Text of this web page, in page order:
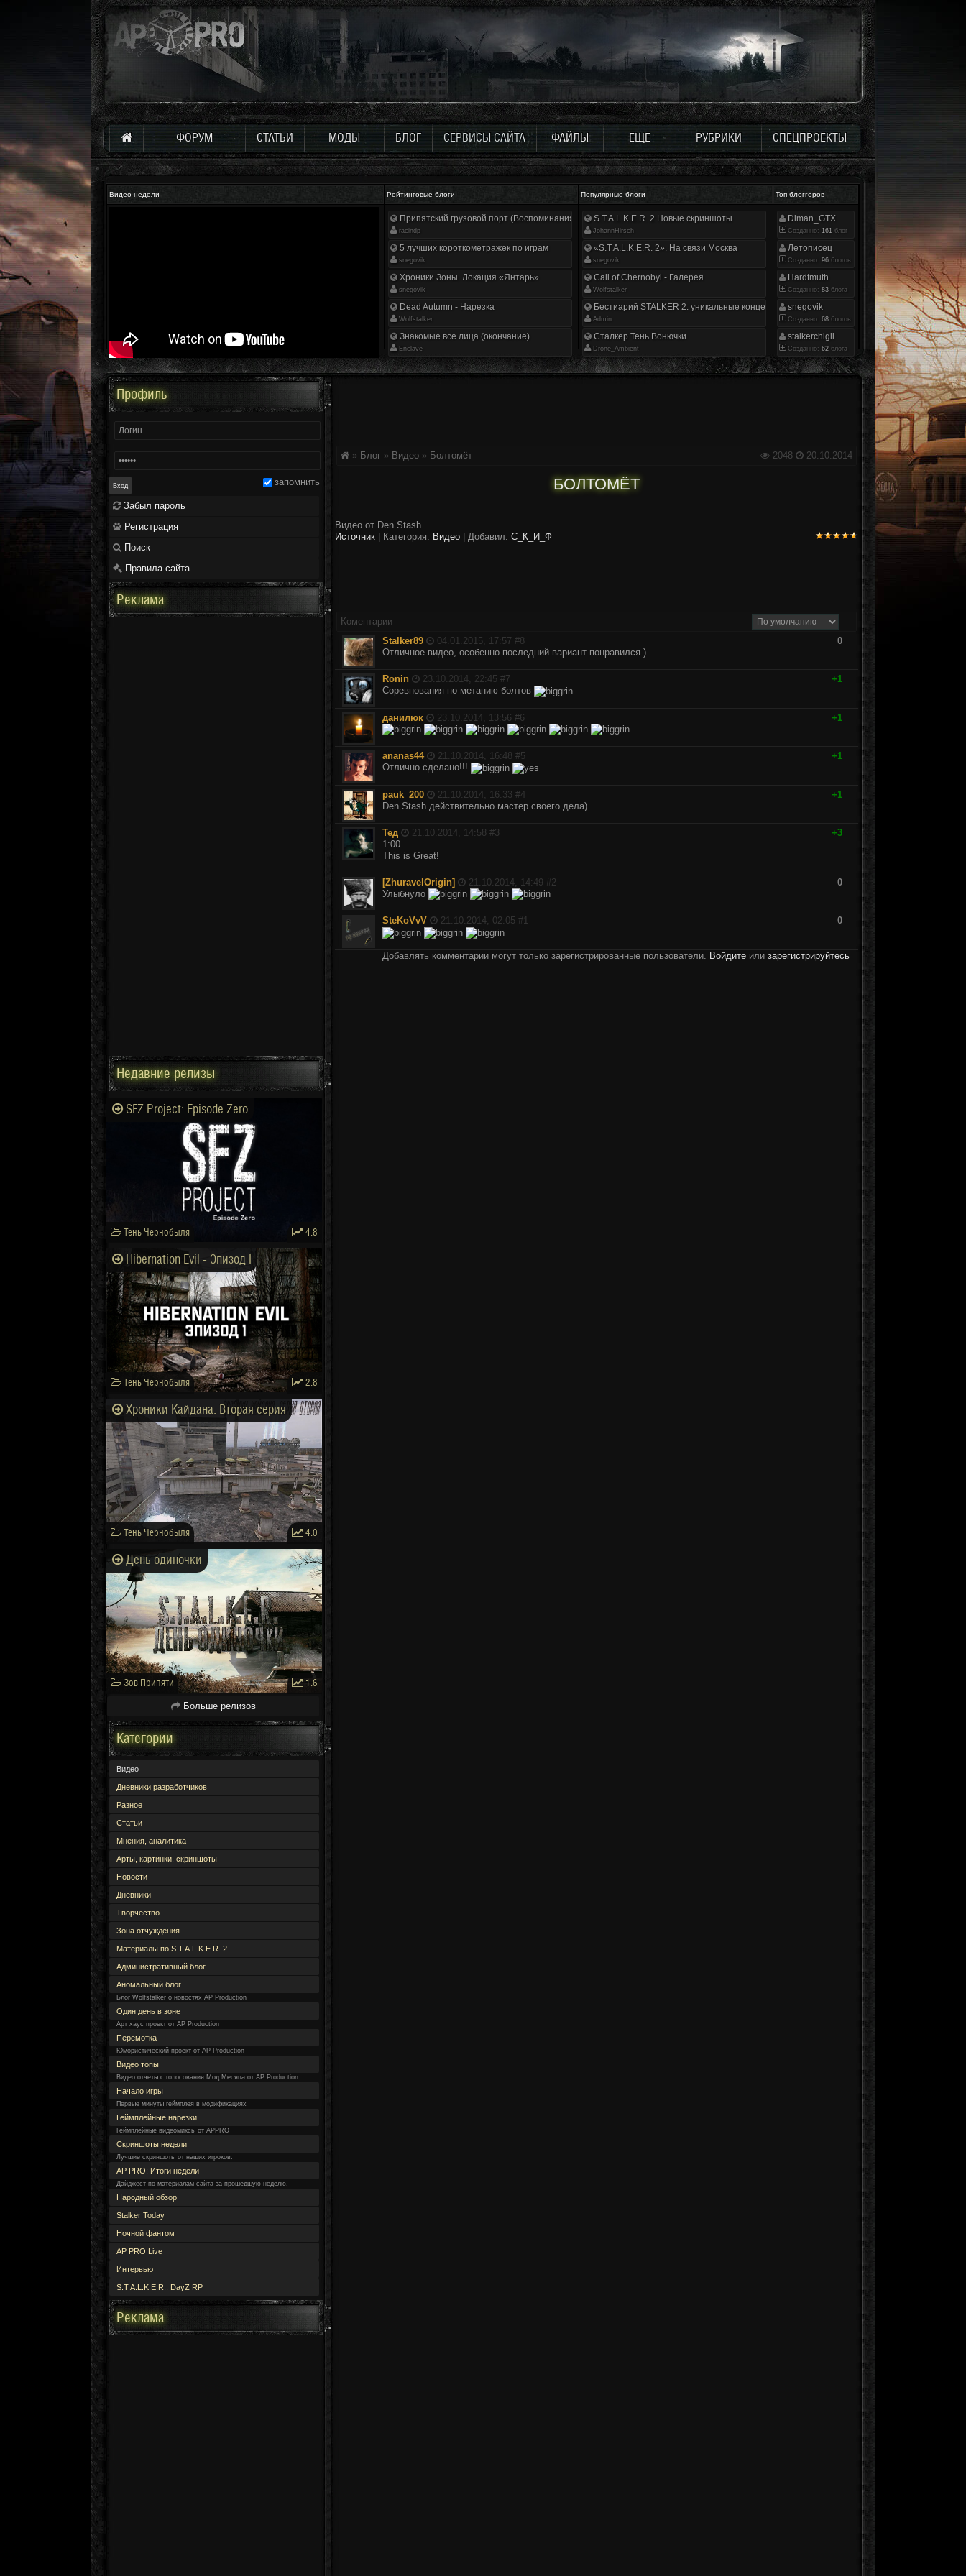
ФОРУМ СТАТЬИ МОДЫ БЛОГ СЕРВИСЫ САЙТА ФАЙЛЫ ЕЩЕ РУБРИКИ СПЕЦПРОЕКТЫ
Видео недели Рейтинговые блоги Популярные блоги Топ блоггеров
Припятский грузовой порт (Воспоминания ликвидатора)
racindp
5 лучших короткометражек по играм
snegovik
Хроники Зоны. Локация «Янтарь»
snegovik
Dead Autumn - Нарезка
Wolfstalker
Знакомые все лица (окончание)
Enclave
S.T.A.L.K.E.R. 2 Новые скриншоты
JohannHirsch
«S.T.A.L.K.E.R. 2». На связи Москва
snegovik
Call of Chernobyl - Галерея
Wolfstalker
Бестиарий STALKER 2: уникальные концепт-арты
Аdmin
Сталкер Тень Вонючки
Drone_Ambient
Diman_GTX
Созданно: 161 блог
Летописец
Созданно: 96 блогов
Hardtmuth
Созданно: 83 блога
snegovik
Созданно: 68 блогов
stalkerchigil
Созданно: 62 блога
2048 20.10.2014
» Блог » Видео » Болтомёт
БОЛТОМЁТ
Видео от Den Stash
Источник
Категория: Видео | Добавил: С_К_И_Ф
Коментарии
Stalker89
04.01.2015, 17:57 #8
0
Отличное видео, особенно последний вариант понравился.)
Ronin 23.10.2014, 22:45 #7
+1
Соревнования по метанию болтов
данилюк 23.10.2014, 13:56 #6 +1
ananas44 21.10.2014, 16:48 #5
+1
Отлично сделано!!!
pauk_200 21.10.2014, 16:33 #4
+1
Den Stash действительно мастер своего дела)
Тед 21.10.2014, 14:58 #3
+3
1:00
This is Great!
[ZhuravelOrigin] 21.10.2014, 14:49 #2
0
Улыбнуло
SteKoVvV 21.10.2014, 02:05 #1 0
Добавлять комментарии могут только зарегистрированные пользователи. Войдите или зарегистрируйтесь
Профиль
запомнить
Забыл пароль
Регистрация
Поиск
Правила сайта
Реклама
Недавние релизы
SFZ Project: Episode Zero
Тень Чернобыля 4.8
Hibernation Evil - Эпизод I
Тень Чернобыля 2.8
Хроники Кайдана. Вторая серия
Тень Чернобыля 4.0
День одиночки
Зов Припяти 1.6
Больше релизов
Категории
Видео
Дневники разработчиков
Разное
Статьи
Мнения, аналитика
Арты, картинки, скриншоты
Новости
Дневники
Творчество
Зона отчуждения
Материалы по S.T.A.L.K.E.R. 2
Административный блог
Аномальный блог
Блог Wolfstalker о новостях AP Production
Один день в зоне
Арт хаус проект от AP Production
Перемотка
Юмористический проект от AP Production
Видео топы
Видео отчеты с голосования Мод Месяца от AP Production
Начало игры
Первые минуты геймплея в модификациях
Геймплейные нарезки
Геймплейные видеомиксы от APPRO
Скриншоты недели
Лучшие скриншоты от наших игроков.
AP PRO: Итоги недели
Дайджест по материалам сайта за прошедшую неделю.
Народный обзор
Stalker Today
Ночной фантом
AP PRO Live
Интервью
S.T.A.L.K.E.R.: DayZ RP
Реклама